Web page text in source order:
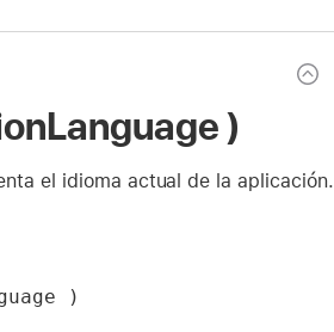
)
el idioma actual de la aplicación.
)